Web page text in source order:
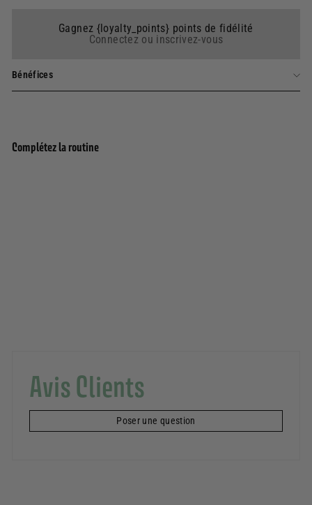
Gagnez {loyalty_points} points de fidélité
Connectez ou inscrivez-vous
Bénéfices
Complétez la routine
Avis Clients
Poser une question